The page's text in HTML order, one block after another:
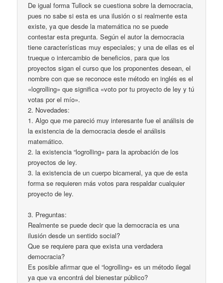
De igual forma Tullock se cuestiona sobre la democracia,
pues no sabe si esta es una ilusión o si realmente esta
existe, ya que desde la matemática no se puede
contestar esta pregunta. Según el autor la democracia
tiene características muy especiales; y una de ellas es el
trueque o intercambio de beneficios, para que los
proyectos sigan el curso que los proponentes desean, el
nombre con que se reconoce este método en inglés es el
«logrolling» que significa «voto por tu proyecto de ley y tú
votas por el mío».
2. Novedades:
1. Algo que me pareció muy interesante fue el análisis de
la existencia de la democracia desde el análisis
matemático.
2. la existencia “logrolling» para la aprobación de los
proyectos de ley.
3. la existencia de un cuerpo bicameral, ya que de esta
forma se requieren más votos para respaldar cualquier
proyecto de ley.
3. Preguntas:
Realmente se puede decir que la democracia es una
ilusión desde un sentido social?
Que se requiere para que exista una verdadera
democracia?
Es posible afirmar que el “logrolling» es un método ilegal
ya que va encontrá del bienestar público?